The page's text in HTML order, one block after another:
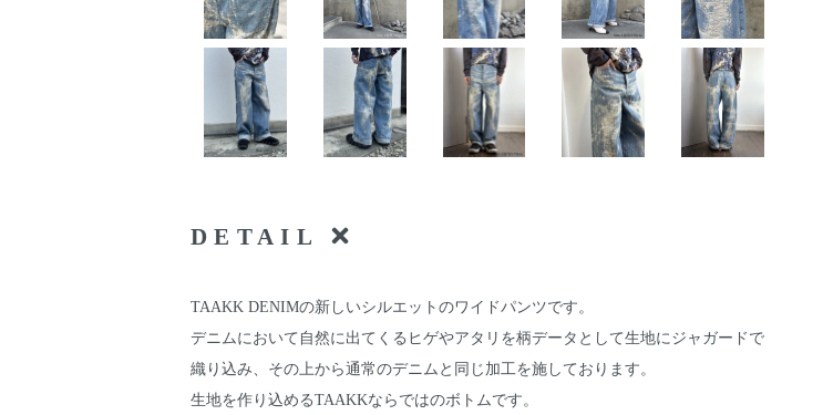
DETAIL
TAAKK DENIMの新しいシルエットのワイドパンツです。
デニムにおいて自然に出てくるヒゲやアタリを柄データとして生地にジャガードで
織り込み、その上から通常のデニムと同じ加工を施しております。
生地を作り込めるTAAKKならではのボトムです。